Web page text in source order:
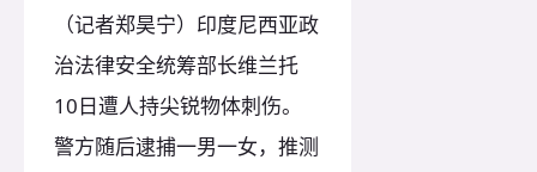
（记者郑昊宁）印度尼西亚政
治法律安全统筹部长维兰托
10日遭人持尖锐物体刺伤。
警方随后逮捕一男一女，推测